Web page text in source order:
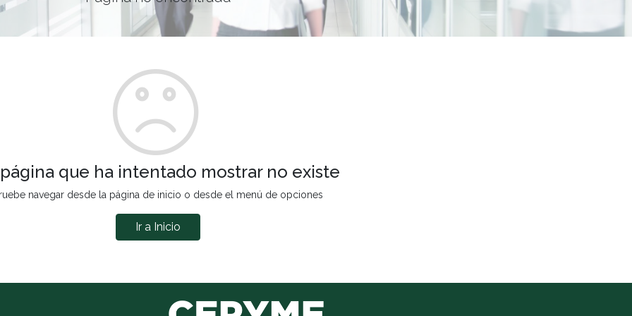
que ha intentado mostrar no existe
navegar desde la página de inicio o desde el menú de opciones
Ir a Inicio